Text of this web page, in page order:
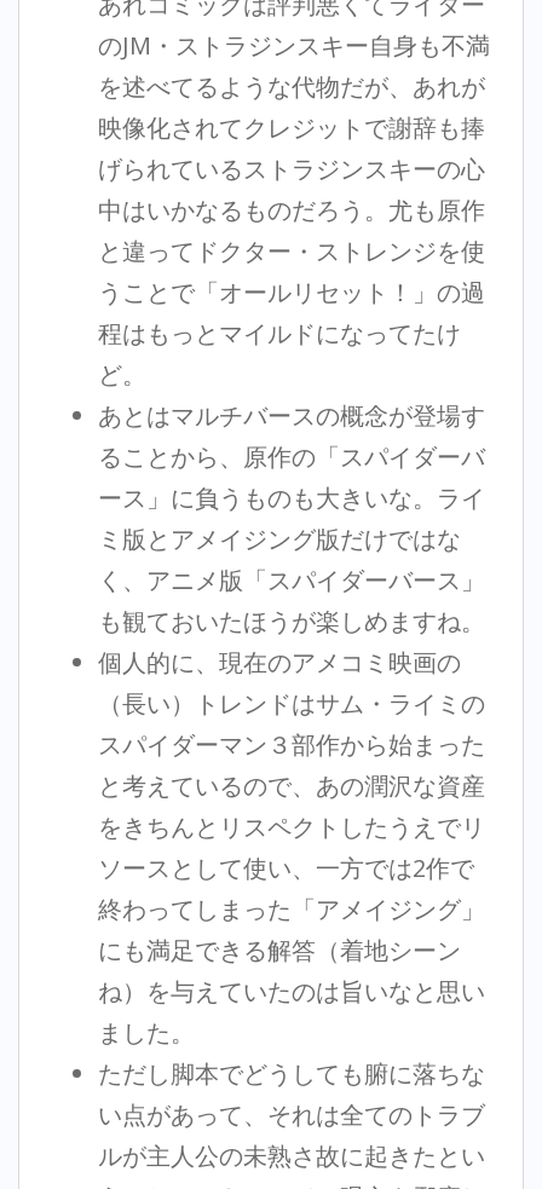
のJM・ストラジンスキー自身も不満
を述べてるような代物だが、あれが
映像化されてクレジットで謝辞も捧
げられているストラジンスキーの心
中はいかなるものだろう。尤も原作
と違ってドクター・ストレンジを使
うことで「オールリセット！」の過
程はもっとマイルドになってたけ
ど。
あとはマルチバースの概念が登場す
ることから、原作の「スパイダーバ
ース」に負うものも大きいな。ライ
ミ版とアメイジング版だけではな
く、アニメ版「スパイダーバース」
も観ておいたほうが楽しめますね。
個人的に、現在のアメコミ映画の
（長い）トレンドはサム・ライミの
スパイダーマン３部作から始まった
と考えているので、あの潤沢な資産
をきちんとリスペクトしたうえでリ
ソースとして使い、一方では2作で
終わってしまった「アメイジング」
にも満足できる解答（着地シーン
ね）を与えていたのは旨いなと思い
ました。
ただし脚本でどうしても腑に落ちな
い点があって、それは全てのトラブ
ルが主人公の未熟さ故に起きたとい